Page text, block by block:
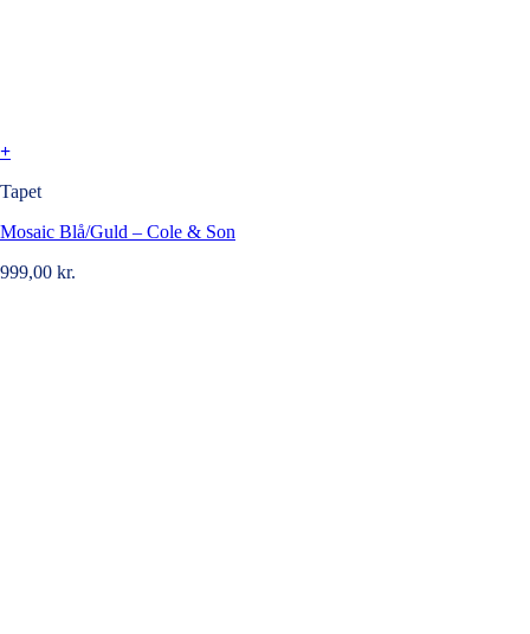
+
Tapet
Mosaic Blå/Guld – Cole & Son
999,00 kr.